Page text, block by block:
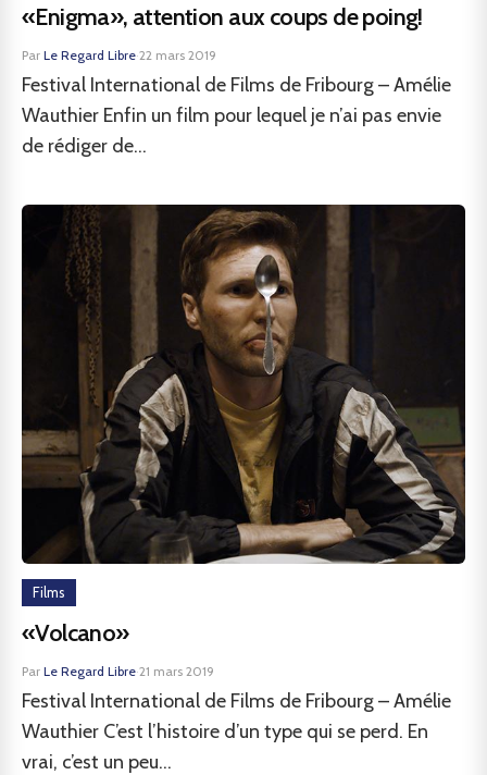
«Enigma», attention aux coups de poing!
Par Le Regard Libre·22 mars 2019
Festival International de Films de Fribourg – Amélie
Wauthier Enfin un film pour lequel je n’ai pas envie
de rédiger de...
Films
«Volcano»
Par Le Regard Libre·21 mars 2019
Festival International de Films de Fribourg – Amélie
Wauthier C’est l’histoire d’un type qui se perd. En
vrai, c’est un peu...